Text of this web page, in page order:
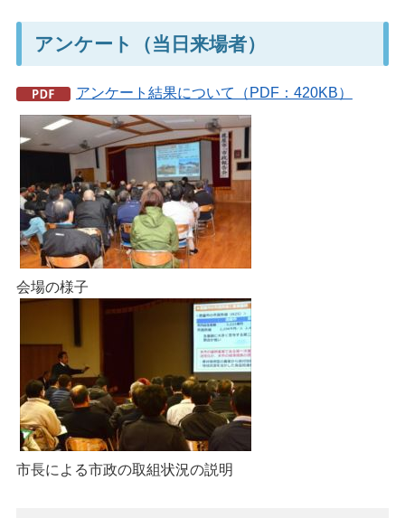
アンケート（当日来場者）
アンケート結果について（PDF：420KB）
会場の様子
市長による市政の取組状況の説明